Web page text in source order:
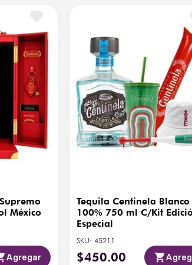
el
Volumen
México
Agregar
Tequila Centinela Blanco
100% 750 ml C/Kit
Especial
SKU:45211
$450.00